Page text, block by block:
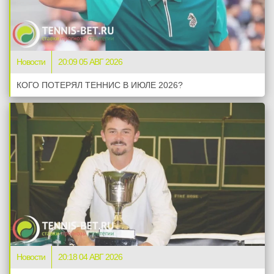
Новости 20:09 05 АВГ 2026
КОГО ПОТЕРЯЛ ТЕННИС В ИЮЛЕ 2026?
Новости 20:18 04 АВГ 2026